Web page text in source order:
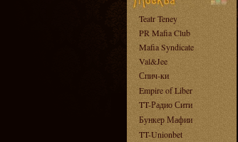
Teatr Teney
PR Mafia Club
Mafia Syndicate
Val&Jee
Спич-ки
Empire of Liber
TT-Радио Сити
Бункер Мафии
TT-Unionbet